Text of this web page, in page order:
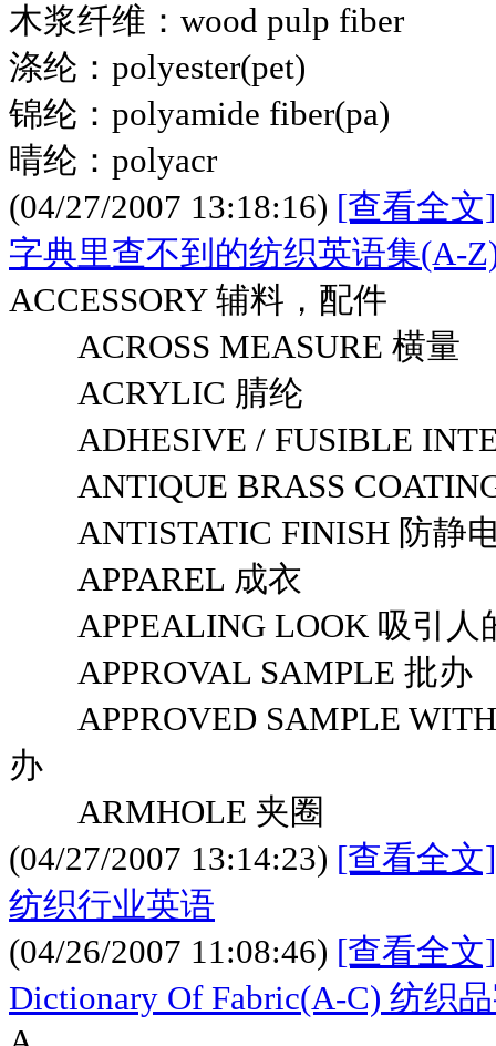
木浆纤维：wood pulp fiber
涤纶：polyester(pet)
锦纶：polyamide fiber(pa)
晴纶：polyacr
(04/27/2007 13:18:16) [查看全文]
字典里查不到的纺织英语集(A-
ACCESSORY 辅料，配件
ACROSS MEASURE 横量
ACRYLIC 腈纶
ADHESIVE / FUSIBLE
ANTIQUE BRASS
ANTISTATIC FINISH 防静
APPAREL 成衣
APPEALING LOOK 吸引人
APPROVAL SAMPLE 批办
APPROVED SAMPLE WITH
办
ARMHOLE 夹圈
(04/27/2007 13:14:23) [查看全文]
纺织行业英语
(04/26/2007 11:08:46) [查看全文]
Dictionary Of Fabric(A-C) 纺织